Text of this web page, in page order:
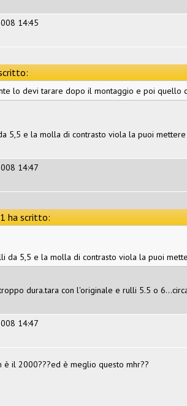
14:45
lo devi tarare dopo il montaggio e poi quello
5,5 e la molla di contrasto viola la puoi
14:47
ha scritto:
da 5,5 e la molla di contrasto viola la puoi
dura.tara con l'originale e rulli 5.5 o
14:47
è il 2000???ed è meglio questo mhr??